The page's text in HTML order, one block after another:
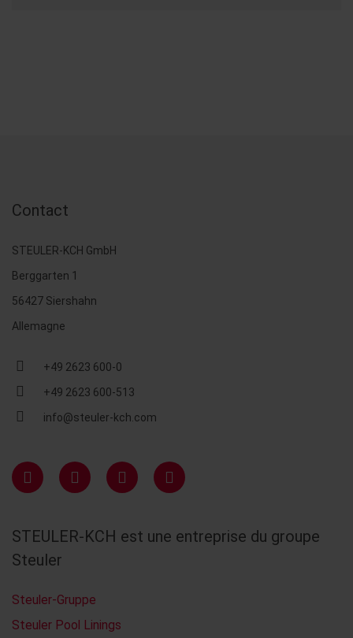
Contact
STEULER-KCH GmbH
Berggarten 1
56427 Siershahn
Allemagne
+49 2623 600-0
+49 2623 600-513
info@steuler-kch.com
STEULER-KCH est une entreprise du groupe
Steuler
Steuler-Gruppe
Steuler Pool Linings